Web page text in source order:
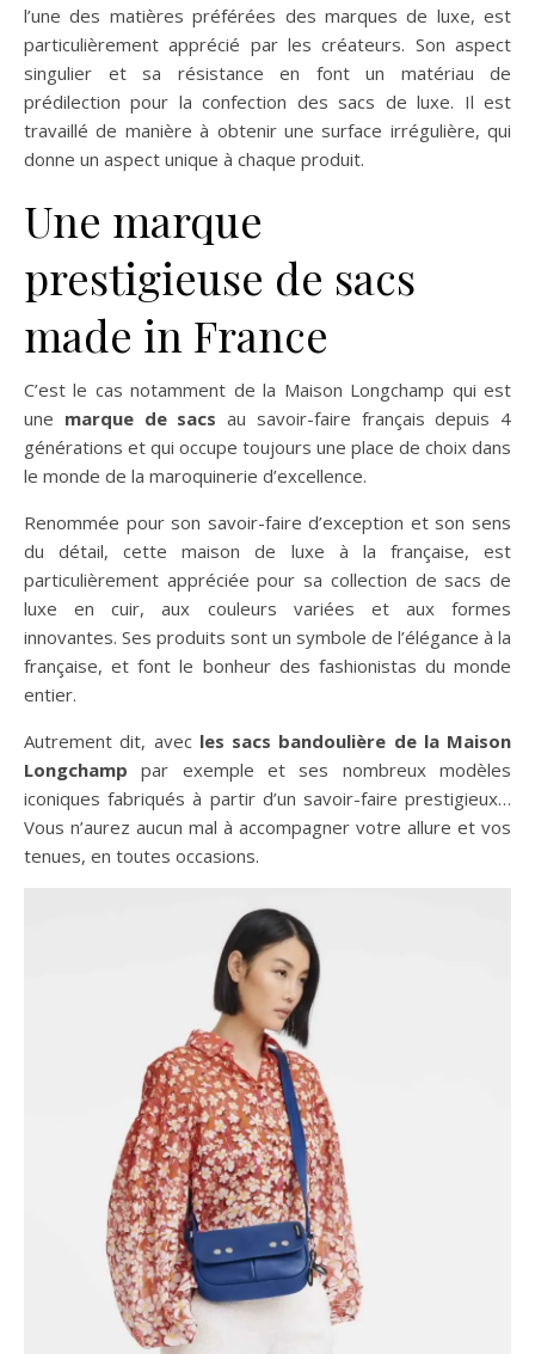
l’une des matières préférées des marques de luxe, est
particulièrement apprécié par les créateurs. Son aspect
singulier et sa résistance en font un matériau de
prédilection pour la confection des sacs de luxe. Il est
travaillé de manière à obtenir une surface irrégulière, qui
donne un aspect unique à chaque produit.
Une marque
prestigieuse de sacs
made in France
C’est le cas notamment de la Maison Longchamp qui est
une marque de sacs au savoir-faire français depuis 4
générations et qui occupe toujours une place de choix dans
le monde de la maroquinerie d’excellence.
Renommée pour son savoir-faire d’exception et son sens
du détail, cette maison de luxe à la française, est
particulièrement appréciée pour sa collection de sacs de
luxe en cuir, aux couleurs variées et aux formes
innovantes. Ses produits sont un symbole de l’élégance à la
française, et font le bonheur des fashionistas du monde
entier.
Autrement dit, avec les sacs bandoulière de la Maison
Longchamp par exemple et ses nombreux modèles
iconiques fabriqués à partir d’un savoir-faire prestigieux…
Vous n’aurez aucun mal à accompagner votre allure et vos
tenues, en toutes occasions.